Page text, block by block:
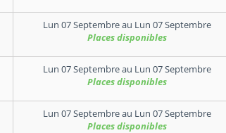
Lun 07 Septembreau Lun 07 Septembre
Places disponibles
Lun 07 Septembreau Lun 07 Septembre
Places disponibles
Lun 07 Septembreau Lun 07 Septembre
Places disponibles